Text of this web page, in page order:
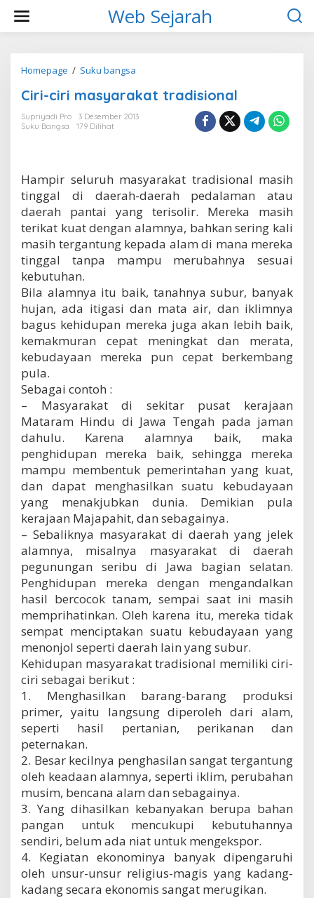
w
Web Sejarah
Homepage / Suku bangsa
r
-
m
a
s
y
a
r
a
t
t
r
d
i
a
Ciri-ciri masyarakat tradisional
Supriyadi Pro
3 Desember 2013
Suku Bangsa
179 Dilihat
Hampir seluruh masyarakat tradisional masih
tinggal di daerah-daerah pedalaman atau
daerah pantai yang terisolir. Mereka masih
terikat kuat dengan alamnya, bahkan sering kali
masih tergantung kepada alam di mana mereka
tinggal tanpa mampu merubahnya sesuai
kebutuhan.
Bila alamnya itu baik, tanahnya subur, banyak
hujan, ada itigasi dan mata air, dan iklimnya
bagus kehidupan mereka juga akan lebih baik,
kemakmuran cepat meningkat dan merata,
kebudayaan mereka pun cepat berkembang
pula.
Sebagai contoh :
– Masyarakat di sekitar pusat kerajaan
Mataram Hindu di Jawa Tengah pada jaman
dahulu. Karena alamnya baik, maka
penghidupan mereka baik, sehingga mereka
mampu membentuk pemerintahan yang kuat,
dan dapat menghasilkan suatu kebudayaan
yang menakjubkan dunia. Demikian pula
kerajaan Majapahit, dan sebagainya.
– Sebaliknya masyarakat di daerah yang jelek
alamnya, misalnya masyarakat di daerah
pegunungan seribu di Jawa bagian selatan.
Penghidupan mereka dengan mengandalkan
hasil bercocok tanam, sempai saat ini masih
memprihatinkan. Oleh karena itu, mereka tidak
sempat menciptakan suatu kebudayaan yang
menonjol seperti daerah lain yang subur.
Kehidupan masyarakat tradisional memiliki ciri-
ciri sebagai berikut :
1. Menghasilkan barang-barang produksi
primer, yaitu langsung diperoleh dari alam,
seperti hasil pertanian, perikanan dan
peternakan.
2. Besar kecilnya penghasilan sangat tergantung
oleh keadaan alamnya, seperti iklim, perubahan
musim, bencana alam dan sebagainya.
3. Yang dihasilkan kebanyakan berupa bahan
pangan untuk mencukupi kebutuhannya
sendiri, belum ada niat untuk mengekspor.
4. Kegiatan ekonominya banyak dipengaruhi
oleh unsur-unsur religius-magis yang kadang-
kadang secara ekonomis sangat merugikan.